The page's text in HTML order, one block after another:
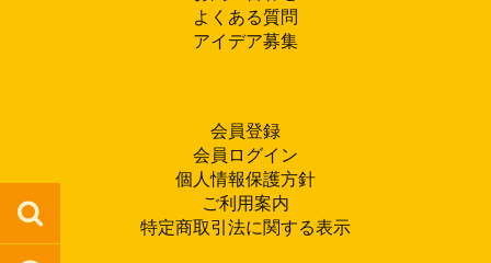
よくある質問
アイデア募集
会員登録
会員ログイン
個人情報保護方針
ご利用案内
特定商取引法に関する表示